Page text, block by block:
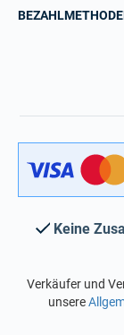
Keine
Verkäufer und
unsere